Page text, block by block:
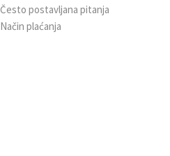
Često postavljana pitanja
Način plaćanja